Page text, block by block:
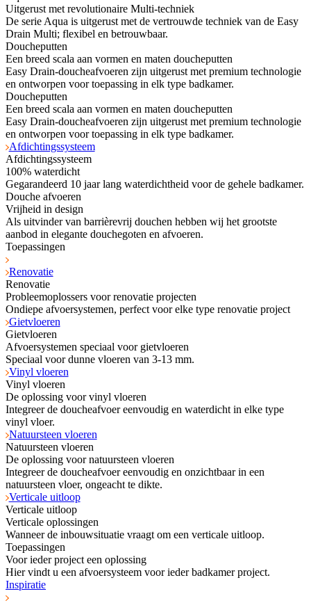
Uitgerust met revolutionaire Multi-techniek
De serie Aqua is uitgerust met de vertrouwde techniek van de Easy
Drain Multi; flexibel en betrouwbaar.
Doucheputten
Een breed scala aan vormen en maten doucheputten
Easy Drain-doucheafvoeren zijn uitgerust met premium technologie
en ontworpen voor toepassing in elk type badkamer.
Doucheputten
Een breed scala aan vormen en maten doucheputten
Easy Drain-doucheafvoeren zijn uitgerust met premium technologie
en ontworpen voor toepassing in elk type badkamer.
Afdichtingssysteem
Afdichtingssysteem
100% waterdicht
Gegarandeerd 10 jaar lang waterdichtheid voor de gehele badkamer.
Douche afvoeren
Vrijheid in design
Als uitvinder van barrièrevrij douchen hebben wij het grootste
aanbod in elegante douchegoten en afvoeren.
Toepassingen
Renovatie
Renovatie
Probleemoplossers voor renovatie projecten
Ondiepe afvoersystemen, perfect voor elke type renovatie project
Gietvloeren
Gietvloeren
Afvoersystemen speciaal voor gietvloeren
Speciaal voor dunne vloeren van 3-13 mm.
Vinyl vloeren
Vinyl vloeren
De oplossing voor vinyl vloeren
Integreer de doucheafvoer eenvoudig en waterdicht in elke type
vinyl vloer.
Natuursteen vloeren
Natuursteen vloeren
De oplossing voor natuursteen vloeren
Integreer de doucheafvoer eenvoudig en onzichtbaar in een
natuursteen vloer, ongeacht te dikte.
Verticale uitloop
Verticale uitloop
Verticale oplossingen
Wanneer de inbouwsituatie vraagt om een verticale uitloop.
Toepassingen
Voor ieder project een oplossing
Hier vindt u een afvoersysteem voor ieder badkamer project.
Inspiratie